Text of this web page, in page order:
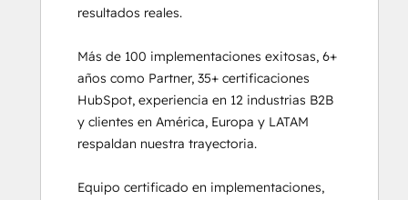
resultados reales.
Más de 100 implementaciones exitosas, 6+
años como Partner, 35+ certificaciones
HubSpot, experiencia en 12 industrias B2B
y clientes en América, Europa y LATAM
respaldan nuestra trayectoria.
Equipo certificado en implementaciones,